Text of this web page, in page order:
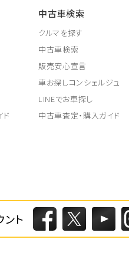
中古車検索
クルマを探す
中古車検索
販売安心宣言
車お探しコンシェルジュ
LINEでお車探し
中古車査定・購入ガイド
ト